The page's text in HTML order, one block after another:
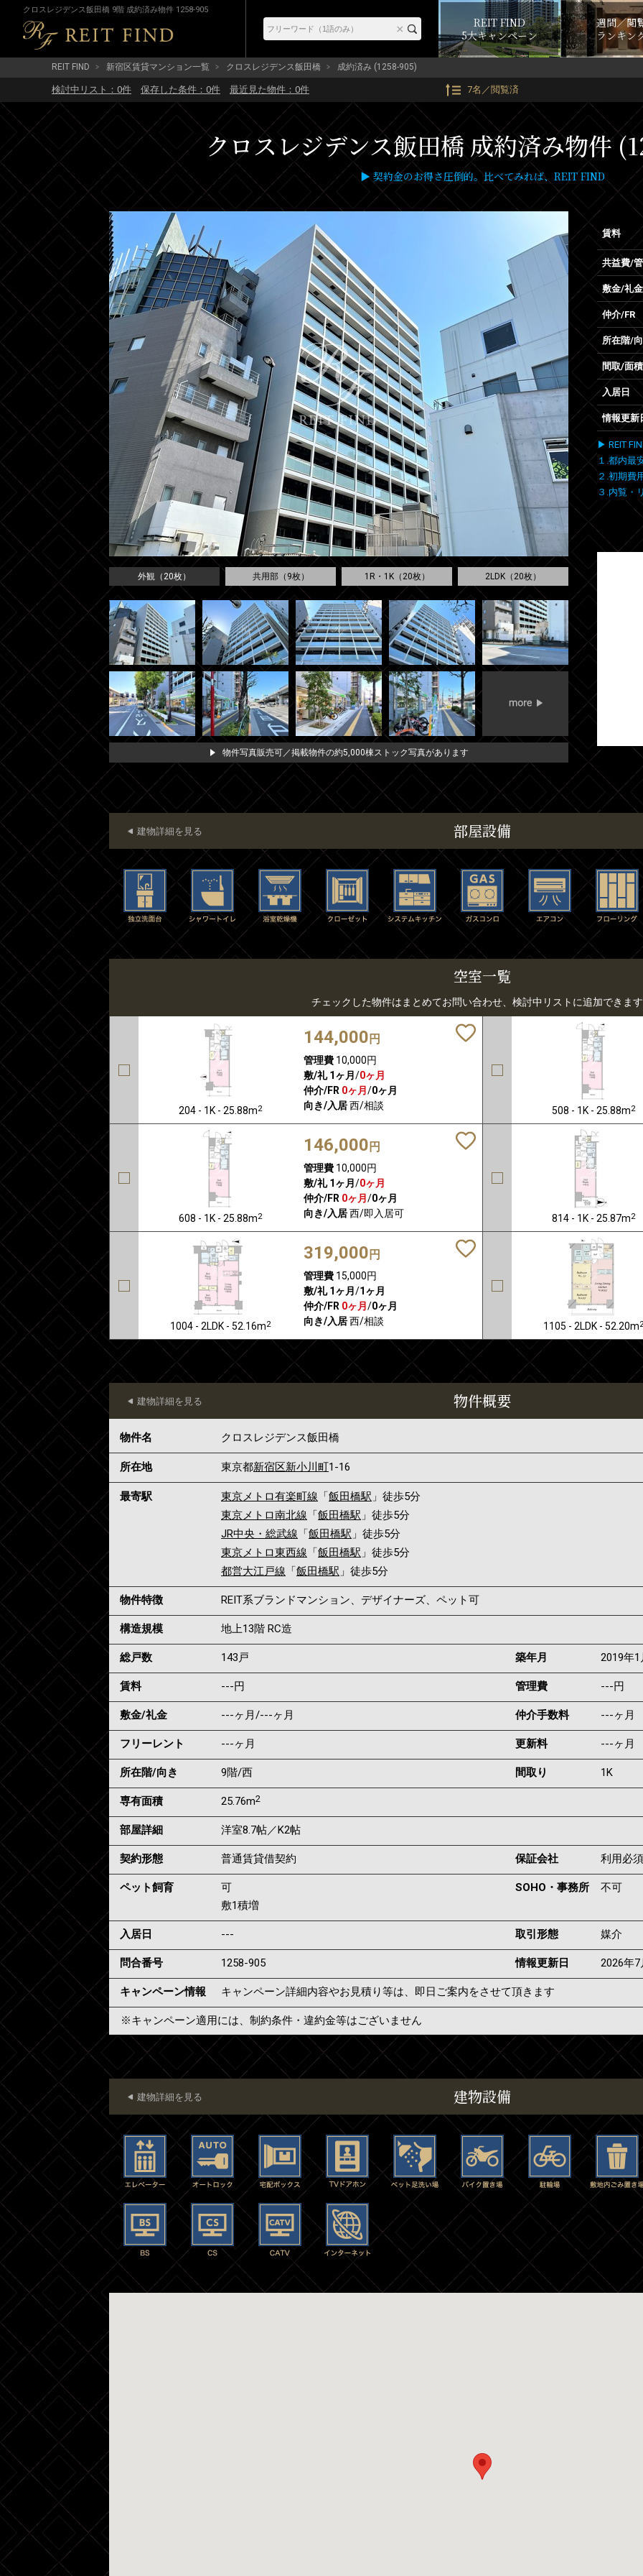
クロスレジデンス飯田橋 9階 成約済み物件 1258-905
REIT FIND
5大キャンペーン
週間／閲
ランキン
REIT FIND 新宿区賃貸マンション一覧 クロスレジデンス飯田橋 成約済み (1258-905)
検討中リスト： 0件 保存した条件： 0件 最近見た物件： 0件 7名／閲覧済
クロスレジデンス飯田橋 成約済み物件
▶ 契約金のお得さ圧倒的。比べてみれば、REIT FIND
外観（20枚） 共用部（9枚） 1R・1K（20枚） 2LDK（20枚）
物件写真販売可／掲載物件の約5,000棟ストック写真があります
賃料
共益費/
敷金/礼金
仲介/FR
所在階/
間取/面積
入居日
情報更新
▶ REIT
１.都内最
２.初期費
３.内覧・
部屋設備
建物詳細を見る
空室一覧
チェックした物件はまとめてお問い合わせ、検討中リストに追加できま
204 - 1K - 25.88m2
144,000 円
管理費10,000円
敷/礼 1ヶ月 /0ヶ月
仲介/FR 0ヶ月 /0ヶ月
向き/入居西/相談 508 - 1K - 25.88m2
608 - 1K - 25.88m2
146,000 円
管理費10,000円
敷/礼 1ヶ月 /0ヶ月
仲介/FR 0ヶ月 /0ヶ月
向き/入居西/即入居可 814 - 1K - 25.87m2
1004 - 2LDK - 52.16m2
319,000 円
管理費15,000円
敷/礼 1ヶ月 /1ヶ月
仲介/FR 0ヶ月 /0ヶ月
向き/入居西/相談 1105 - 2LDK - 52.20m
物件概要
建物詳細を見る
物件名 クロスレジデンス飯田橋
所在地 東京都新宿区新小川町1-16
最寄駅 東京メトロ有楽町線 「飯田橋駅 」徒歩5分
東京メトロ南北線 「飯田橋駅 」徒歩5分
JR中央・総武線 「飯田橋駅 」徒歩5分
東京メトロ東西線 「飯田橋駅 」徒歩5分
都営大江戸線 「飯田橋駅 」徒歩5分
物件特徴 REIT系ブランドマンション、デザイナーズ、ペット可
構造規模 地上13階 RC造
総戸数 143戸 築年月 2019年1
賃料 ---円 管理費 ---円
敷金/礼金 ---ヶ月/---ヶ月 仲介手数料 ---ヶ月
フリーレント ---ヶ月 更新料 ---ヶ月
所在階/向き 9階/西 間取り 1K
専有面積 25.76m2
部屋詳細 洋室8.7帖／K2帖
契約形態 普通賃貸借契約 保証会社 利用必須
ペット飼育
可
敷1積増
SOHO・事務所 不可
入居日 --- 取引形態 媒介
問合番号 1258-905 情報更新日 2026年
キャンペーン情報 キャンペーン詳細内容やお見積り等は、即日ご案内をさせて頂きます
※キャンペーン適用には、制約条件・違約金等はございません
建物設備
建物詳細を見る